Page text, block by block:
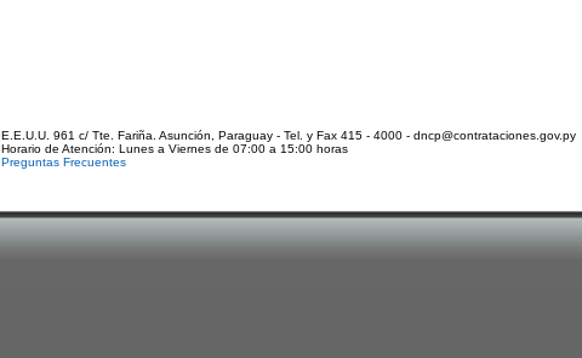
E.E.U.U. 961 c/ Tte. Fariña. Asunción, Paraguay - Tel. y Fax 415 - 4000 - dncp@contrataciones.gov.py
Horario de Atención: Lunes a Viernes de 07:00 a 15:00 horas
Preguntas Frecuentes